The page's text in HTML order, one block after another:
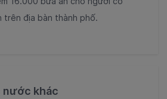
trên địa bàn thành phố.
nước khác